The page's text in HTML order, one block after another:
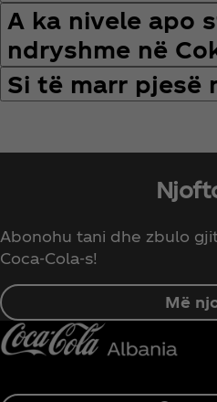
A ka nivele apo
ndryshme në
Si të marr pjesë
Abonohu tani dhe zbulo
Coca‑Cola-s!
Më